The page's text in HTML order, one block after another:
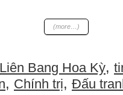
của
Elon
Musk
(more…)
Liên Bang Hoa Kỳ,
, Chính trị, Đấu